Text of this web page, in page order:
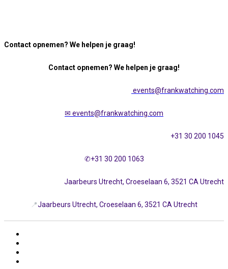
Contact opnemen? We helpen je graag!
Contact opnemen? We helpen je graag!
events@frankwatching.com
✉ events@frankwatching.com
+31 30 200 1045
✆+31 30 200 1063
Jaarbeurs Utrecht, Croeselaan 6, 3521 CA Utrecht
📍Jaarbeurs Utrecht, Croeselaan 6, 3521 CA Utrecht